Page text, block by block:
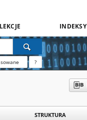
INDEKSY
?
STRUKTURA